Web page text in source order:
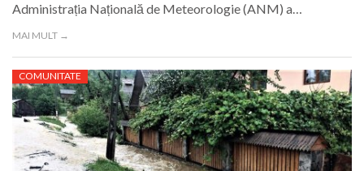
Administrația Națională de Meteorologie (ANM) a…
MAI MULT →
COMUNITATE